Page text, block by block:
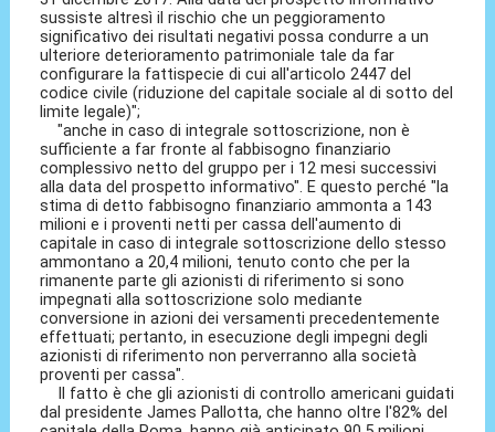
sussiste altresì il rischio che un peggioramento
significativo dei risultati negativi possa condurre a un
ulteriore deterioramento patrimoniale tale da far
configurare la fattispecie di cui all'articolo 2447 del
codice civile (riduzione del capitale sociale al di sotto del
limite legale)";
"anche in caso di integrale sottoscrizione, non è
sufficiente a far fronte al fabbisogno finanziario
complessivo netto del gruppo per i 12 mesi successivi
alla data del prospetto informativo". E questo perché "la
stima di detto fabbisogno finanziario ammonta a 143
milioni e i proventi netti per cassa dell'aumento di
capitale in caso di integrale sottoscrizione dello stesso
ammontano a 20,4 milioni, tenuto conto che per la
rimanente parte gli azionisti di riferimento si sono
impegnati alla sottoscrizione solo mediante
conversione in azioni dei versamenti precedentemente
effettuati; pertanto, in esecuzione degli impegni degli
azionisti di riferimento non perverranno alla società
proventi per cassa".
Il fatto è che gli azionisti di controllo americani guidati
dal presidente James Pallotta, che hanno oltre l'82% del